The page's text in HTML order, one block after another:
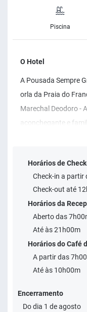
Piscina
O Hotel
A Pousada Sempre
orla da Praia do
Marechal Deodoro -
aconchegante e
apartamentos que
ao máximo suas
passos da famosa
gastronomia
restaurante e
diversas lojas. ​
Horários de
Check-in a partir
Check-out até
Horários da
Aberto das
Até às 21h00m
Horários do Café
A partir das
Até às 10h00m
Encerramento
Do dia 1 de agosto